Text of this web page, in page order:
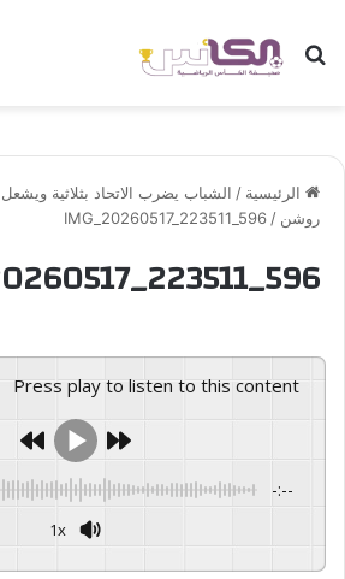
بحث عن
الرئيسية / الشباب يضرب الاتحاد بثلاثية
روشن /
IMG_20260517_223511_596
Press play to listen to this content
-:--
1x